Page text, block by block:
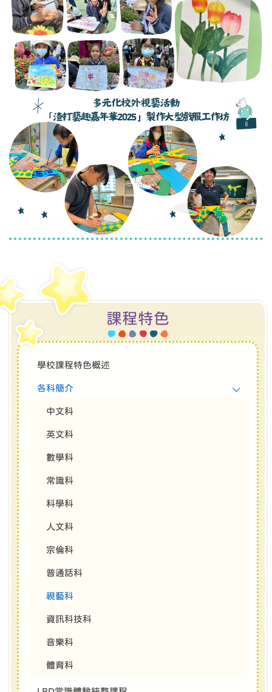
課程特色
學校課程特色概述
各科簡介
中文科
英文科
數學科
常識科
科學科
人文科
宗倫科
普通話科
視藝科
資訊科技科
音樂科
體育科